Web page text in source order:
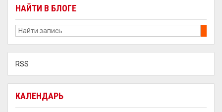
НАЙТИ В БЛОГЕ
RSS
КАЛЕНДАРЬ